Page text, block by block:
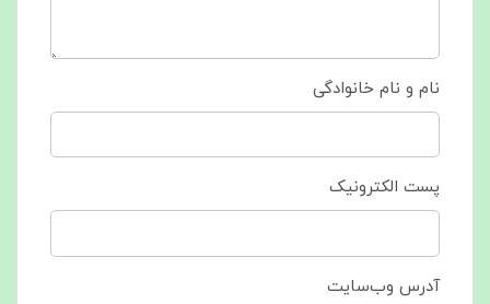
نام و نام خانوادگی
پست الکترونیک
آدرس وب‌سایت